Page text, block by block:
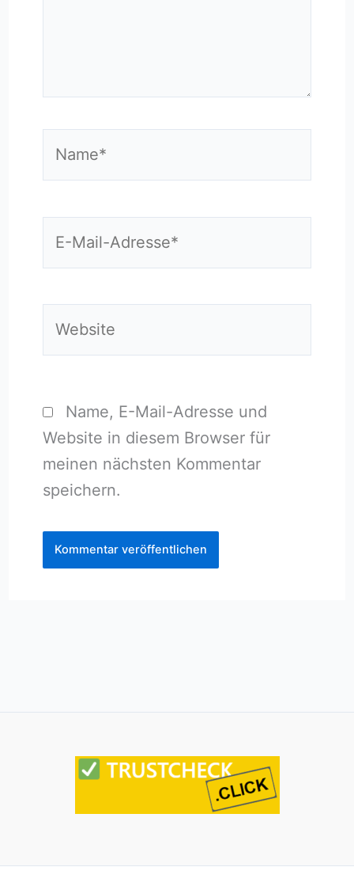
Name, E-Mail-Adresse und
Website in diesem Browser für
meinen nächsten Kommentar
speichern.